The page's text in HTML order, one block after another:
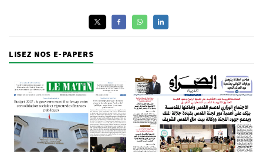
LISEZ NOS E-PAPERS